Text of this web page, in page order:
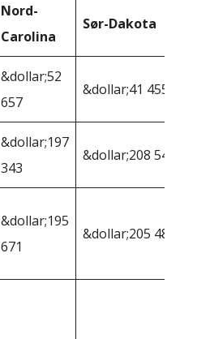
Nord-
Carolina
Sør-Dakota
&dollar;52
657
&dollar;41 455
&dollar;197
343
&dollar;208 545
&dollar;195
671
&dollar;205 488